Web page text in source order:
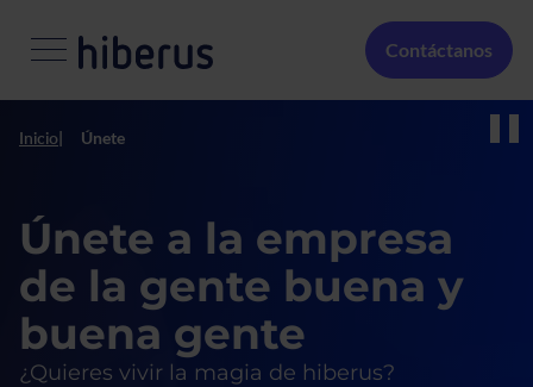
Menú Secundario
Contáctanos
Inicio Únete
Únete a la empresa
de la gente buena y
buena gente
¿Quieres vivir la magia de hiberus?